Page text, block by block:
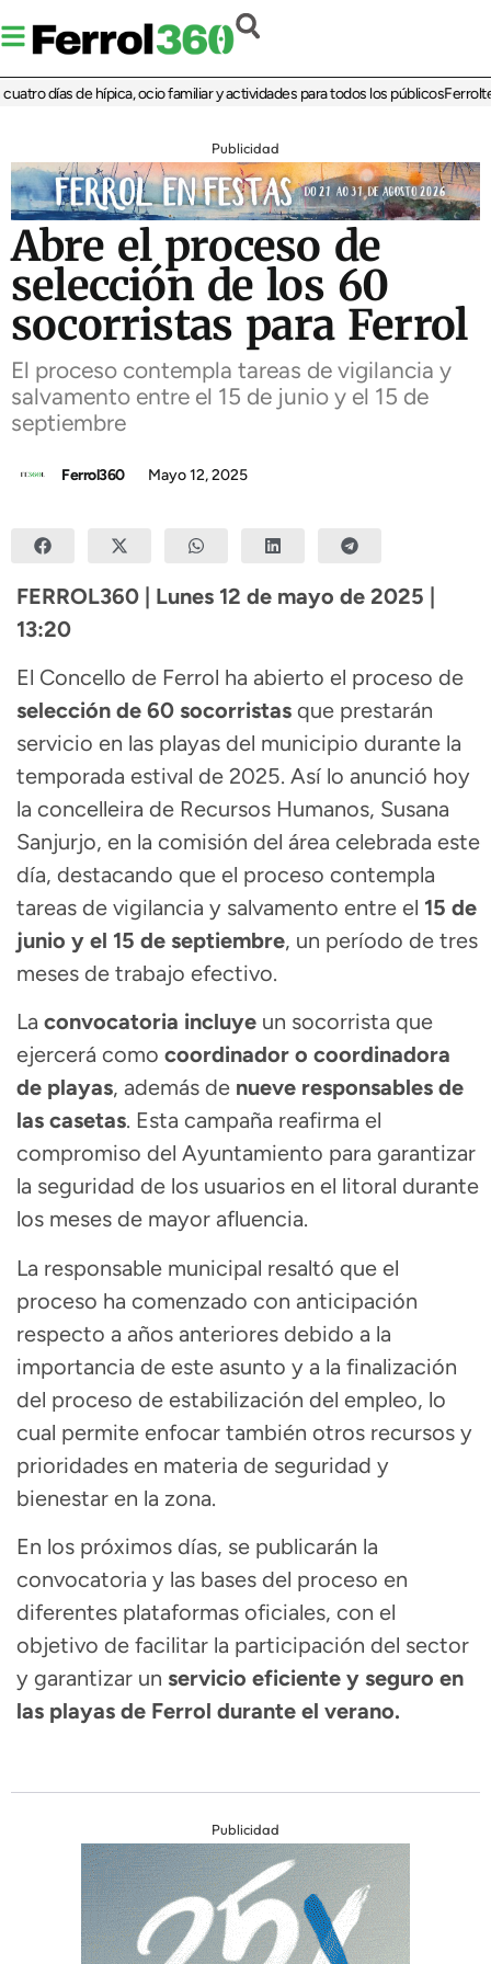
días de hípica, ocio familiar y actividades para todos los públicos
Publicidad
Abre el proceso de
selección de los 60
socorristas para Ferrol
El proceso contempla tareas de vigilancia y
salvamento entre el 15 de junio y el 15 de
septiembre
Ferrol360 Mayo 12, 2025
FERROL360 | Lunes 12 de mayo de 2025 |
13:20
El Concello de Ferrol ha abierto el proceso de
selección de 60 socorristas que prestarán
servicio en las playas del municipio durante la
temporada estival de 2025. Así lo anunció hoy
la concelleira de Recursos Humanos, Susana
Sanjurjo, en la comisión del área celebrada este
día, destacando que el proceso contempla
tareas de vigilancia y salvamento entre el 15 de
junio y el 15 de septiembre, un período de tres
meses de trabajo efectivo.
La convocatoria incluye un socorrista que
ejercerá como coordinador o coordinadora
de playas, además de nueve responsables de
las casetas. Esta campaña reafirma el
compromiso del Ayuntamiento para garantizar
la seguridad de los usuarios en el litoral durante
los meses de mayor afluencia.
La responsable municipal resaltó que el
proceso ha comenzado con anticipación
respecto a años anteriores debido a la
importancia de este asunto y a la finalización
del proceso de estabilización del empleo, lo
cual permite enfocar también otros recursos y
prioridades en materia de seguridad y
bienestar en la zona.
En los próximos días, se publicarán la
convocatoria y las bases del proceso en
diferentes plataformas oficiales, con el
objetivo de facilitar la participación del sector
y garantizar un servicio eficiente y seguro en
las playas de Ferrol durante el verano.
Publicidad